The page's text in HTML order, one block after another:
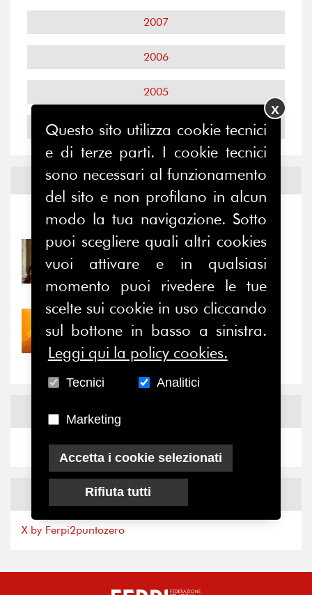
2007
2006
2005
2004
Notizie ed Eventi
Notizie-Eventi
31/07/2026
Prima della pausa estiva,
il valore di...
30/07/2026
Nove anni dopo la
“grande cecità”: la...
News
News
X by Ferpi2puntozero
Questo sito utilizza cookie tecnici
e di terze parti. I cookie tecnici
sono necessari al funzionamento
del sito e non profilano in alcun
modo la tua navigazione. Sotto
puoi scegliere quali altri cookies
vuoi attivare e in qualsiasi
momento puoi rivedere le tue
scelte sui cookie in uso cliccando
sul bottone in basso a sinistra.
Leggi qui la policy cookies.
Tecnici Analitici
Marketing
Accetta i cookie selezionati
Rifiuta tutti
X